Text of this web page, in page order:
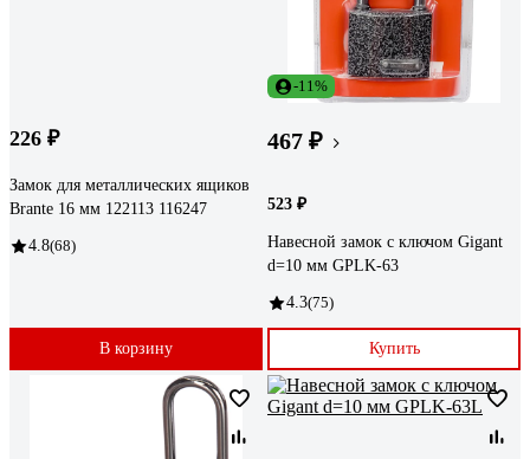
226 ₽
Замок для металлических ящиков
Brante 16 мм 122113 116247
4.8(68)
В корзину
-11%
467 ₽
523 ₽
Навесной замок с ключом Gigant
d=10 мм GPLK-63
4.3(75)
Купить